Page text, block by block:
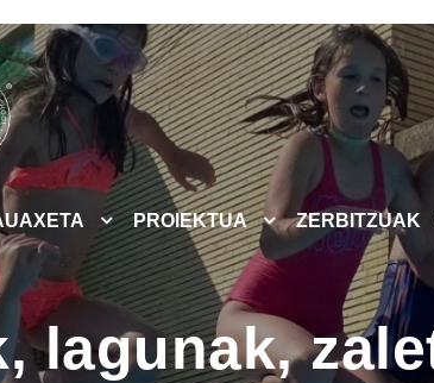
PROIEKTUA ZERBITZUAK
lagunak,